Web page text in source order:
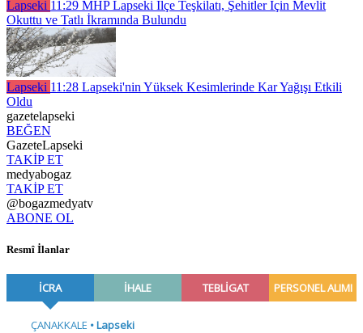
Lapseki 11:29 MHP Lapseki İlçe Teşkilatı, Şehitler İçin Mevlit
Okuttu ve Tatlı İkramında Bulundu
Lapseki 11:28 Lapseki'nin Yüksek Kesimlerinde Kar Yağışı Etkili
Oldu
gazetelapseki
BEĞEN
GazeteLapseki
TAKİP ET
medyabogaz
TAKİP ET
@bogazmedyatv
ABONE OL
Resmî İlanlar